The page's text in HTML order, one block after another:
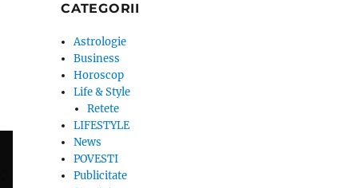
CATEGORII
Astrologie
Business
Horoscop
Life & Style
Retete
LIFESTYLE
News
POVESTI
Publicitate